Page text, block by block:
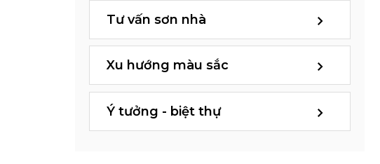
Tư vấn sơn nhà
Xu hướng màu sắc
Ý tưởng - biệt thự